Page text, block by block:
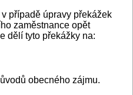
případě úpravy překážek
zaměstnance opět
dělí tyto překážky na:
obecného zájmu.